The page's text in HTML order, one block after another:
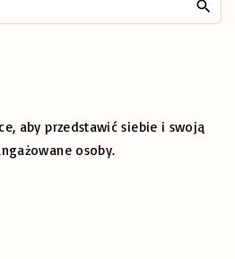
e
aby przedstawić siebie i swoją
osoby.